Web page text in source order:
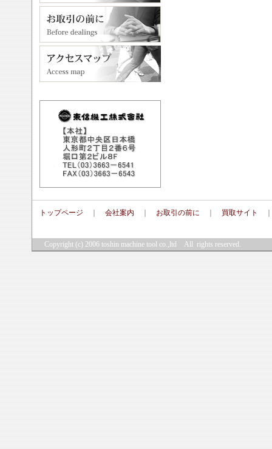
トップページ 会社案内 お取引の前に 買取サイト
Copyright (c) 2006 toshin machine tool co.,ltd All rights reserved.